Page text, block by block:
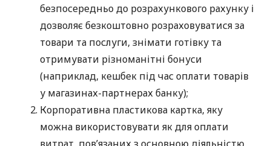
безпосередньо до розрахункового рахунку і
дозволяє безкоштовно розраховуватися за
товари та послуги, знімати готівку та
отримувати різноманітні бонуси
(наприклад, кешбек під час оплати товарів
у магазинах-партнерах банку);
Корпоративна пластикова картка, яку
можна використовувати як для оплати